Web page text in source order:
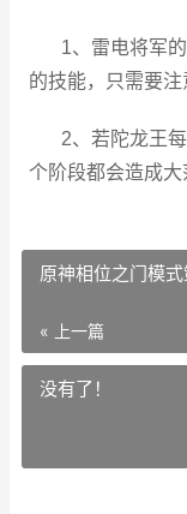
1、雷电将军
的技能，只需要注
2、若陀龙王
个阶段都会造成大
原神相位之门模
« 上一篇
没有了！